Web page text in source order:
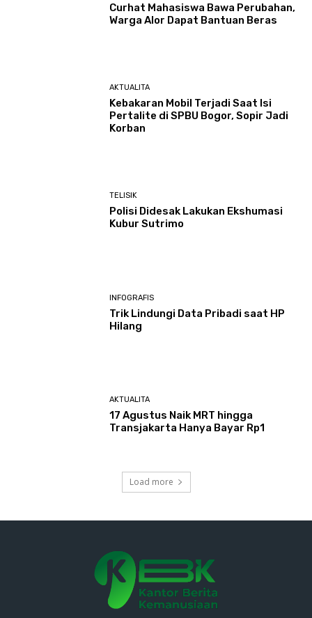
Curhat Mahasiswa Bawa Perubahan,
Warga Alor Dapat Bantuan Beras
AKTUALITA
Kebakaran Mobil Terjadi Saat Isi
Pertalite di SPBU Bogor, Sopir Jadi
Korban
TELISIK
Polisi Didesak Lakukan Ekshumasi
Kubur Sutrimo
INFOGRAFIS
Trik Lindungi Data Pribadi saat HP
Hilang
AKTUALITA
17 Agustus Naik MRT hingga
Transjakarta Hanya Bayar Rp1
Load more